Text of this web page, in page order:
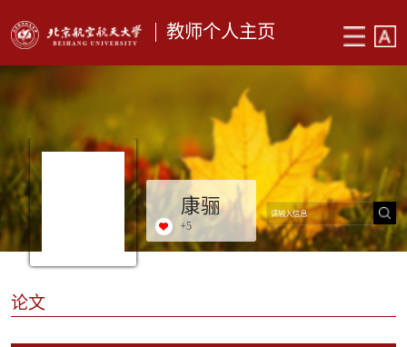
教师个人主页
康骊
+5
论文